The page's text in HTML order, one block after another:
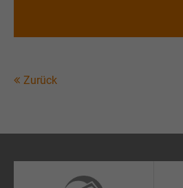
Zurück